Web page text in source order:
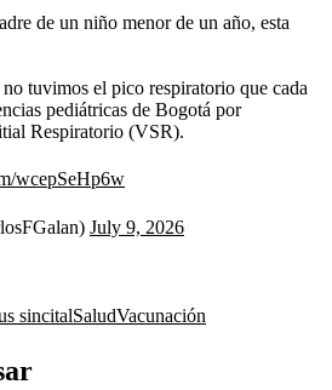
de un niño menor de un año, esta
tuvimos el pico respiratorio que cada
pediátricas de Bogotá por
Respiratorio (VSR).
wcepSeHp6w
July 9, 2026
sincitalSaludVacunación